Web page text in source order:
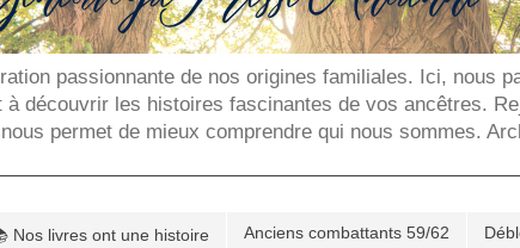
passionnante de nos origines familiales. Ici, nous
découvrir les histoires fascinantes de vos ancêtres.
permet de mieux comprendre qui nous sommes.
Nos livres ont une histoire Anciens combattants 59/62